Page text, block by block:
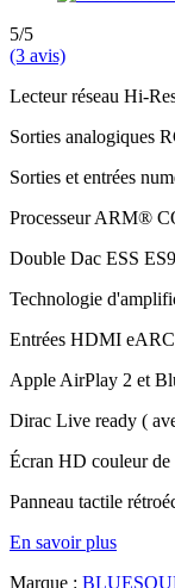
5/5
(3 avis)
Lecteur réseau Hi-
Sorties analogiques
Sorties et entrées
Processeur ARM®
Double Dac ESS
Technologie
Entrées HDMI
Apple AirPlay 2 et
Dirac Live ready (
Écran HD couleur de
Panneau tactile
En savoir plus
Marque :